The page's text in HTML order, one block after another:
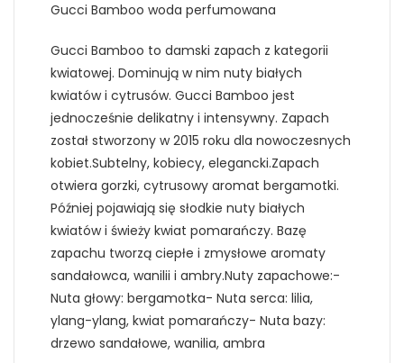
Gucci Bamboo woda perfumowana
Gucci Bamboo to damski zapach z kategorii
kwiatowej. Dominują w nim nuty białych
kwiatów i cytrusów. Gucci Bamboo jest
jednocześnie delikatny i intensywny. Zapach
został stworzony w 2015 roku dla nowoczesnych
kobiet.Subtelny, kobiecy, elegancki.Zapach
otwiera gorzki, cytrusowy aromat bergamotki.
Później pojawiają się słodkie nuty białych
kwiatów i świeży kwiat pomarańczy. Bazę
zapachu tworzą ciepłe i zmysłowe aromaty
sandałowca, wanilii i ambry.Nuty zapachowe:-
Nuta głowy: bergamotka- Nuta serca: lilia,
ylang-ylang, kwiat pomarańczy- Nuta bazy:
drzewo sandałowe, wanilia, ambra